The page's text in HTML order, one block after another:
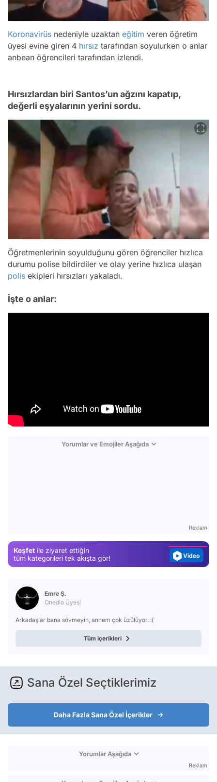
Koronavirüs nedeniyle uzaktan eğitim veren öğretim
üyesi evine giren 4 hırsız tarafından soyulurken o anlar
anbean öğrencileri tarafından izlendi.
Hırsızlardan biri Santos’un ağzını kapatıp,
değerli eşyalarının yerini sordu.
Öğretmenlerinin soyulduğunu gören öğrenciler hızlıca
durumu polise bildirdiler ve olay yerine hızlıca ulaşan
polis ekipleri hırsızları yakaladı.
İşte o anlar:
Yorumlar ve Emojiler Aşağıda
Reklam
Keşfet ile ziyaret ettiğin
tüm kategorileri tek akışta gör!
Video
Emre Ş.
Onedio Üyesi
Arkadaşlar bana sövmeyin, annem çok üzülüyor. :(
Tüm içerikleri
Sana Özel Seçtiklerimiz
Daha Fazla Sana Özel İçerikler
Yorumlar Aşağıda
Reklam